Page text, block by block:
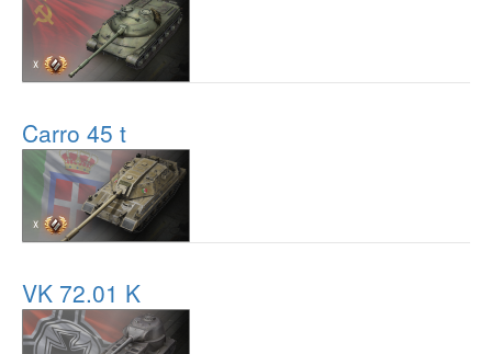
Carro 45 t
VK 72.01 K